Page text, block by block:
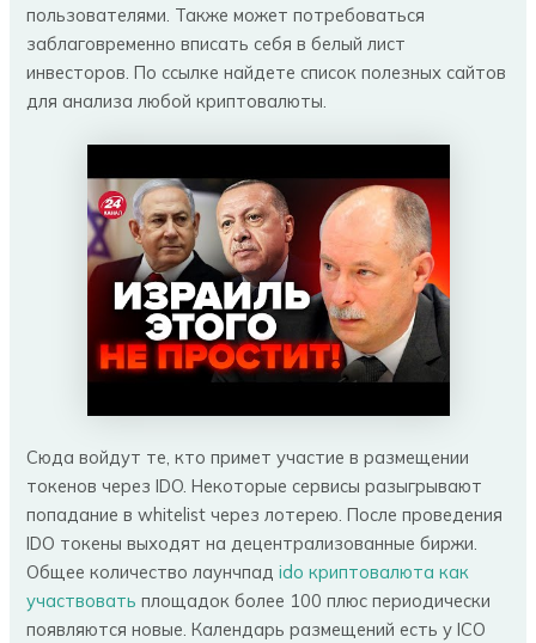
пользователями. Также может потребоваться
заблаговременно вписать себя в белый лист
инвесторов. По ссылке найдете список полезных сайтов
для анализа любой криптовалюты.
Сюда войдут те, кто примет участие в размещении
токенов через IDO. Некоторые сервисы разыгрывают
попадание в whitelist через лотерею. После проведения
IDO токены выходят на децентрализованные биржи.
Общее количество лаунчпадido криптовалюта как
участвовать площадок более 100 плюс периодически
появляются новые. Календарь размещений есть у ICO